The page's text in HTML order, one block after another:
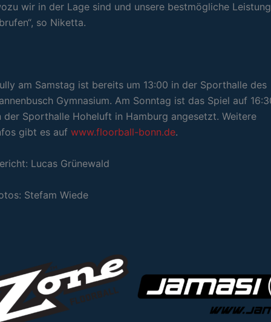
wir in der Lage sind und unsere bestmögliche Leistung
so Niketta.
am Samstag ist bereits um 13:00 in der Sporthalle des
Gymnasium. Am Sonntag ist das Spiel auf
der Sporthalle Hoheluft in Hamburg angesetzt. Weitere
gibt es auf www.floorball-bonn.de.
Lucas Grünewald
Stefam Wiede